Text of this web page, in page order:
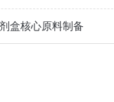
盒核心原料制备